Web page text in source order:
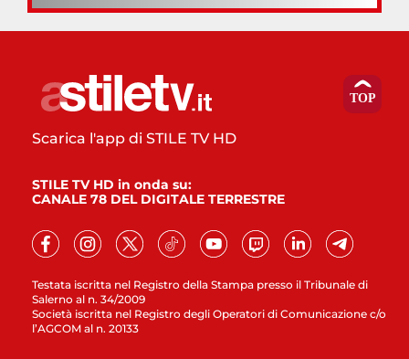
Testata iscritta nel Registro della Stampa presso il Tribunale di
Salerno al n. 34/2009
Società iscritta nel Registro degli Operatori di Comunicazione c/o
l’AGCOM al n. 20133
Scarica l'app di STILE TV HD
STILE TV HD in onda su:
CANALE 78 DEL DIGITALE TERRESTRE